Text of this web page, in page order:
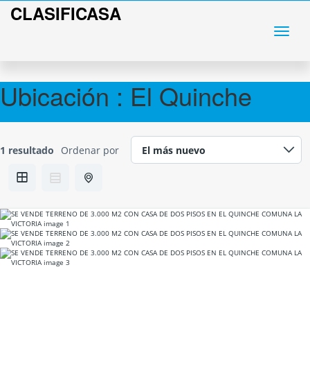
CLASIFICASA
Ubicación : El Quinche
1 resultado Ordenar por